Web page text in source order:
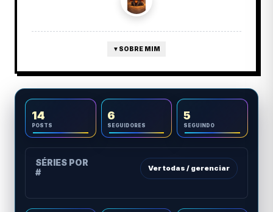
▼ SOBRE MIM
14
POSTS
6
SEGUIDORES
5
SEGUINDO
SÉRIES POR
#
Ver todas / gerenciar